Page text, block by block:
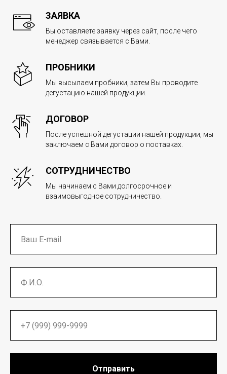
ЗАЯВКА
Вы оставляете заявку через сайт, после чего
менеджер связывается с Вами.
ПРОБНИКИ
Мы высылаем пробники, затем Вы проводите
дегустацию нашей продукции.
ДОГОВОР
После успешной дегустации нашей продукции, мы
заключаем с Вами договор о поставках.
СОТРУДНИЧЕСТВО
Мы начинаем с Вами долгосрочное и
взаимовыгодное сотрудничество.
Отправить